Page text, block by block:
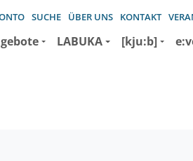
SUCHE ÜBER UNS KONTAKT
LABUKA [kju:b]